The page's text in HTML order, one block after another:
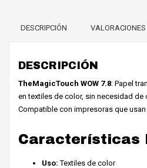
DESCRIPCIÓN
DESCRIPCIÓN
TheMagicTouch WOW 7.8: Papel
en textiles de color, sin necesidad de
Compatible con impresoras que usan
Características
Uso: Textiles de color